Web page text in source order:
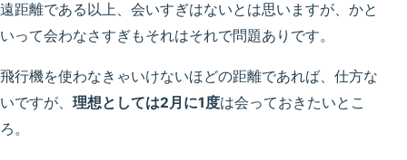
遠距離である以上、会いすぎはないとは思いますが、かと
いって会わなさすぎもそれはそれで問題ありです。
飛行機を使わなきゃいけないほどの距離であれば、仕方な
いですが、 理想としては2月に1度は会っておきたいとこ
ろ。